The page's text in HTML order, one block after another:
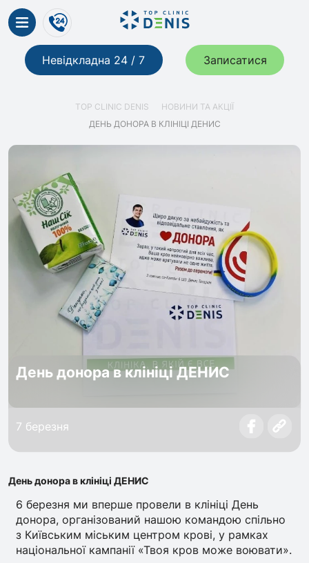
Невідкладна 24 / 7 Записатися
TOP CLINIC DENIS
НОВИНИ ТА АКЦІЇ
ДЕНЬ ДОНОРА В КЛІНІЦІ ДЕНИС
День донора в клініці ДЕНИС
7 березня
День донора в клініці ДЕНИС
6 березня ми вперше провели в клініці День
донора, організований нашою командою спільно
з Київським міським центром крові, у рамках
національної кампанії «Твоя кров може воювати».